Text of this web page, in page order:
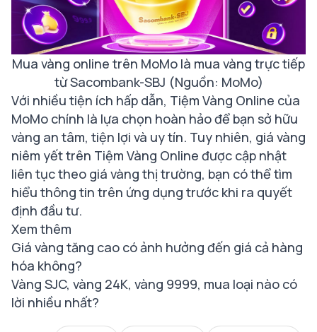
Mua vàng online trên MoMo là mua vàng trực tiếp
từ Sacombank-SBJ (Nguồn: MoMo)
Với nhiều tiện ích hấp dẫn, Tiệm Vàng Online của
MoMo chính là lựa chọn hoàn hảo để bạn sở hữu
vàng an tâm, tiện lợi và uy tín. Tuy nhiên, giá vàng
niêm yết trên Tiệm Vàng Online được cập nhật
liên tục theo giá vàng thị trường, bạn có thể tìm
hiểu thông tin trên ứng dụng trước khi ra quyết
định đầu tư.
Xem thêm
Giá vàng tăng cao có ảnh hưởng đến giá cả hàng
hóa không?
Vàng SJC, vàng 24K, vàng 9999, mua loại nào có
lời nhiều nhất?